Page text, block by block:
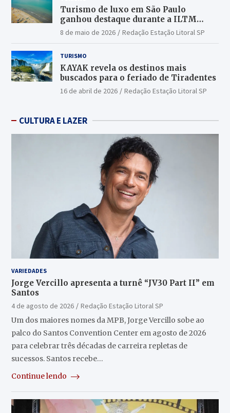
Turismo de luxo em São Paulo
ganhou destaque durante a ILTM
Latin America 2026
8 de maio de 2026 Redação Estação Litoral SP
TURISMO
KAYAK revela os destinos mais
buscados para o feriado de Tiradentes
16 de abril de 2026 Redação Estação Litoral SP
CULTURA E LAZER
VARIEDADES
Jorge Vercillo apresenta a turnê “JV30 Part II” em
Santos
4 de agosto de 2026
Redação Estação Litoral SP
Um dos maiores nomes da MPB, Jorge Vercillo sobe ao
palco do Santos Convention Center em agosto de 2026
para celebrar três décadas de carreira repletas de
sucessos. Santos recebe…
Continue lendo